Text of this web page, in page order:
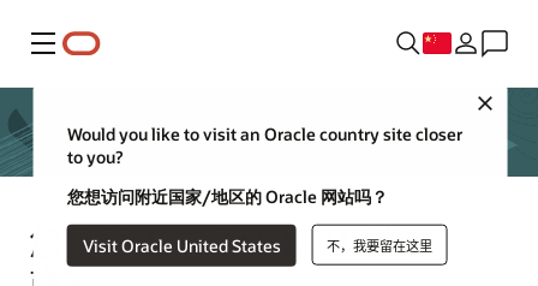
菜单
Would you like to visit an Oracle country site closer
to you?
您想访问附近国家/地区的 Oracle 网站吗？
Visit Oracle United States 不，我要留在这里
您是否正在评估 EPM 供应